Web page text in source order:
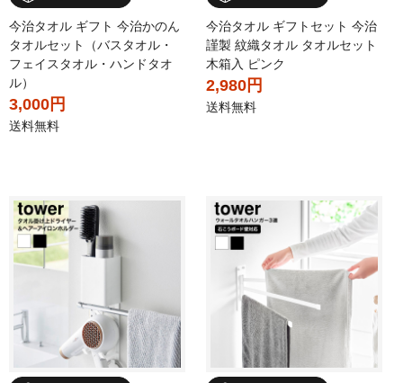
今治タオル ギフト 今治かのん
タオルセット（バスタオル・
フェイスタオル・ハンドタオ
ル）
3,000円
送料無料
今治タオル ギフトセット 今治
謹製 紋織タオル タオルセット
木箱入 ピンク
2,980円
送料無料